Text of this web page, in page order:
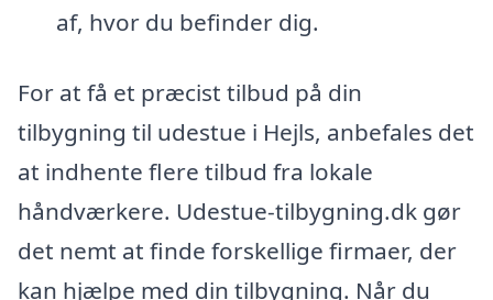
af, hvor du befinder dig.
For at få et præcist tilbud på din
tilbygning til udestue i Hejls, anbefales det
at indhente flere tilbud fra lokale
håndværkere. Udestue-tilbygning.dk gør
det nemt at finde forskellige firmaer, der
kan hjælpe med din tilbygning. Når du